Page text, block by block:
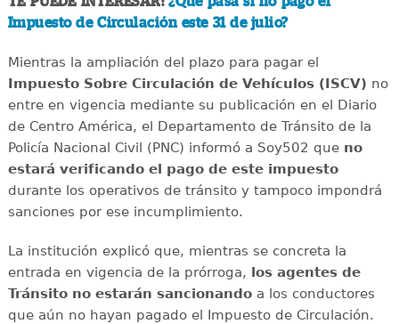
Impuesto de Circulación este 31 de julio?
Mientras la ampliación del plazo para pagar el
Impuesto Sobre Circulación de Vehículos (ISCV) no
entre en vigencia mediante su publicación en el Diario
de Centro América, el Departamento de Tránsito de la
Policía Nacional Civil (PNC) informó a Soy502 que no
estará verificando el pago de este impuesto
durante los operativos de tránsito y tampoco impondrá
sanciones por ese incumplimiento.
La institución explicó que, mientras se concreta la
entrada en vigencia de la prórroga, los agentes de
Tránsito no estarán sancionandoa los conductores
que aún no hayan pagado el Impuesto de Circulación.